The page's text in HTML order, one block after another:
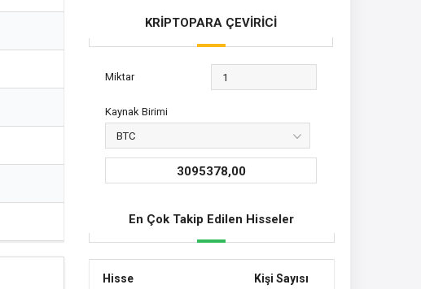
KRİPTOPARA ÇEVİRİCİ
Miktar
Kaynak Birimi
3095378,00
En Çok Takip Edilen Hisseler
Hisse Kişi Sayısı